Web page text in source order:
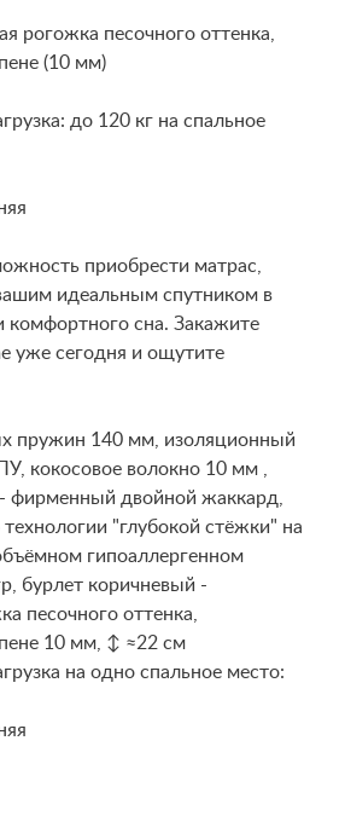
рогожка песочного оттенка,
(10 мм)
до 120 кг на спальное
приобрести матрас,
идеальным спутником в
комфортного сна. Закажите
уже сегодня и ощутите
пружин 140 мм, изоляционный
кокосовое волокно 10 мм ,
фирменный двойной жаккард,
"глубокой стёжки" на
гипоаллергенном
бурлет коричневый -
песочного оттенка,
10 мм, ↕ ≈22 см
на одно спальное место: